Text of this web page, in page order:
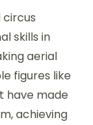
skills in
aerial
figures like
have made
achieving